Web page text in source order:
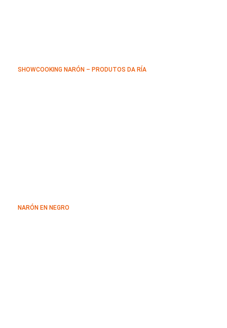
SHOWCOOKING NARÓN – PRODUTOS DA RÍA
NARÓN EN NEGRO